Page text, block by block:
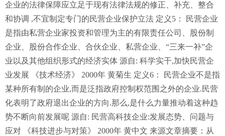
企业的法律保障应立足于现有法律法规的修正、补充、整合
和协调 ,不宜制定专门的民营企业保护立法 定义5： 民营企业
是指由私营企业家投资和管理为主的有限责任公司、股份制
企业、股份合作企业、合伙企业、私营企业、“三来一补”企
业以及其他组织形式的经济实体 源自: 科学实干,加快民营企
业发展 《技术经济》 2000年 黄菊生 定义6： 民营企业不是指
某种所有制的企业,而是泛指政府控制权范围之外的企业.民营
化表明了政府退出企业的方向.那么,是什么力量推动着这种趋
势不断向前发展呢 源自: 民营高科技企业:发展态势、问题与
应对 《科技进步与对策》 2000年 黄中文 来源文章摘要：从